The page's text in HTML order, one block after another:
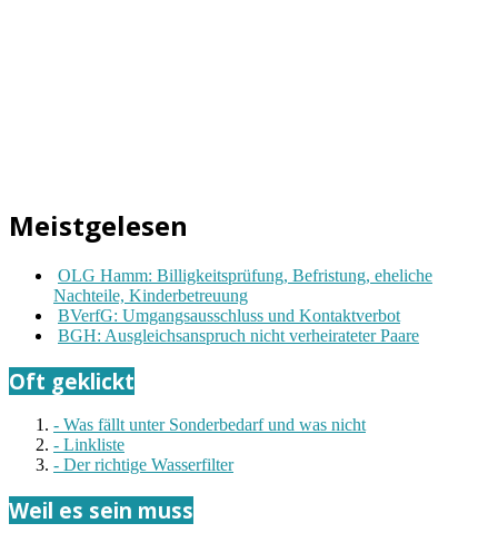
Meistgelesen
OLG Hamm: Billigkeitsprüfung, Befristung, eheliche
Nachteile, Kinderbetreuung
BVerfG: Umgangsausschluss und Kontaktverbot
BGH: Ausgleichsanspruch nicht verheirateter Paare
Oft geklickt
- Was fällt unter Sonderbedarf und was nicht
- Linkliste
- Der richtige Wasserfilter
Weil es sein muss